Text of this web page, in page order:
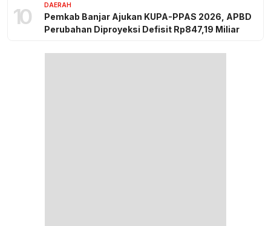
10 DAERAH
Pemkab Banjar Ajukan KUPA-PPAS 2026, APBD
Perubahan Diproyeksi Defisit Rp847,19 Miliar